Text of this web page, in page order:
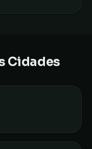
Cidades